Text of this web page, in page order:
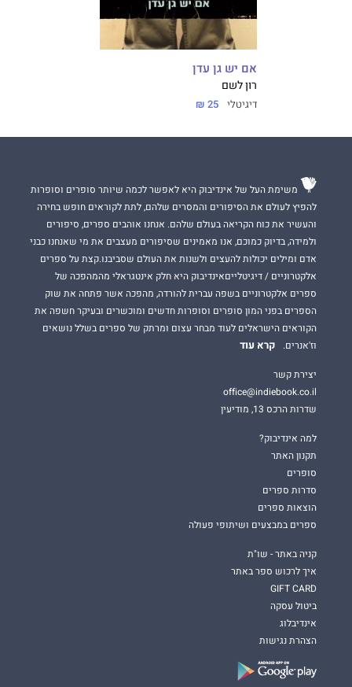
אם יש גן עדן
רון לשם
דיגיטלי 25 ₪
משימת העל של אינדיבוק היא לאפשר לכמה שיותר סופרים וסופרות
להפיץ לעולם את הסיפורים והמסרים שלהם, לתת לקוראים חופש בחירה
והעשיר את כוח הקריאה בעולם שלהם. אנחנו אוהבים ספרים, סיפורים
ולמידה, בדיוק כמוכם, אנו מאמינים שסיפורים מעצבים את מי שאנחנו כבני
אדם ומילים יכולות להעצים ולשנות את העולם שסביבנו.קצת על ספרים
אלקטרוניים / דיגיטלייםאינדיבוק היא חלק אינטגראלי מהמהפכה של
ספרים אלקטרוניים בשפה עברית להורדה, מהפכה אשר פתחה את שוק
הספרים בפני המון סופרים וסופרות חדשים ומוכשרים ובעיקר חשפה את
הקוראים הישראלים לעוד מבחר עצום ומרתק של ספרים בשלל נושאים
וז'אנרים.
קרא עוד
יצירת קשר
office@indiebook.co.il
שדרות הרכס 13, מודיעין
למה אינדיבוק?
תקנון האתר
סופרים
סדרות ספרים
הוצאות ספרים
ספרים במבצעים ושיתופי פעולה
קניה באתר - שו"ת
איך לרכוש ספר באתר
GIFT CARD
ביטול עסקה
אינדיבלוג
הצהרת נגישות